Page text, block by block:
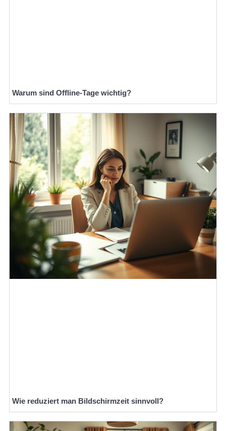
Warum sind Offline-Tage wichtig?
Wie reduziert man Bildschirmzeit sinnvoll?